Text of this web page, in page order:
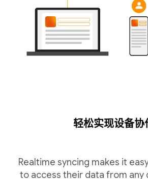
轻松实现设备协
Realtime syncing makes it
to access their data from any